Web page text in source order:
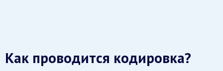
Как проводится кодировка?